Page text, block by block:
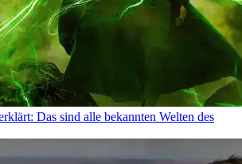
Das sind alle bekannten Welten des